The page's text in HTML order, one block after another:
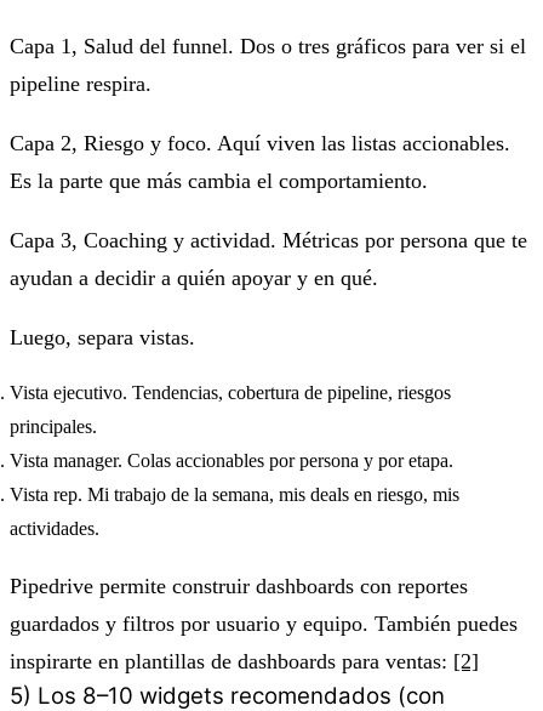
Capa 1, Salud del funnel. Dos o tres gráficos para ver si el
pipeline respira.
Capa 2, Riesgo y foco. Aquí viven las listas accionables.
Es la parte que más cambia el comportamiento.
Capa 3, Coaching y actividad. Métricas por persona que te
ayudan a decidir a quién apoyar y en qué.
Luego, separa vistas.
Vista ejecutivo. Tendencias, cobertura de pipeline, riesgos
principales.
Vista manager. Colas accionables por persona y por etapa.
Vista rep. Mi trabajo de la semana, mis deals en riesgo, mis
actividades.
Pipedrive permite construir dashboards con reportes
guardados y filtros por usuario y equipo. También puedes
inspirarte en plantillas de dashboards para ventas: [2]
5) Los 8–10 widgets recomendados (con